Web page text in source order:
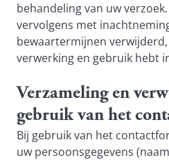
behandeling van uw
vervolgens met
bewaartermijnen
verwerking en gebruik hebt
Verzameling en
gebruik van het
Bij gebruik van het
uw persoonsgegevens